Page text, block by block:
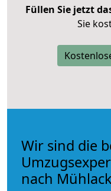
Füllen Sie jetzt
Sie
Wir sind die
nach